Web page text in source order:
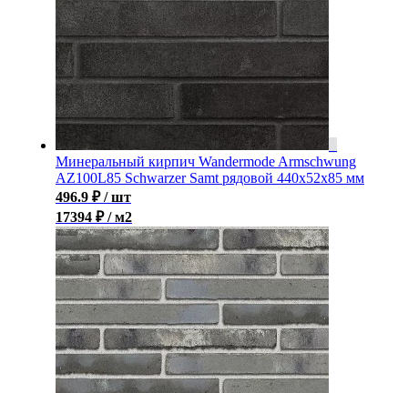
Минеральный кирпич Wandermode Armschwung
AZ100L85 Schwarzer Samt рядовой 440x52x85 мм
496.9 ₽ / шт
17394 ₽ / м2